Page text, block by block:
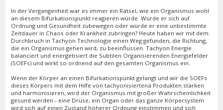
In der Vergangenheit war es immer ein Rätsel, wie ein Organismus wohl
an diesem Bifurkationspunkt reagieren würde. Würde er sich auf
Ordnung und Gesundheit zubewegen oder würde er eine unbestimmte
Zeitdauer in Chaos oder Krankheit zubringen? Heute haben wir mit dem
Durchbruch in Tachyon Technologie einen Weg gefunden, die Richtung,
die ein Organismus gehen wird, zu beeinflussen. Tachyon Energie
balanciert und energetisiert die Subtilen Organisierenden Energiefelder
(SOEFs) und wirkt so ordnend auf den gesamten Organismus ein.
Wenn der Körper an einen Bifurkationspunkt gelangt und wir die SOEFs
dieses Körpers mit dem Hilfe von tachyonisiertenä Produkten stärken
und harmonisieren, wird der Organismus mit großer Wahrscheinlichkeit
gesund werden - eine Drüse, ein Organ oder das ganze Körpersystem
wird sich auf einen Zustand höherer Ordnung einstimmen und sich